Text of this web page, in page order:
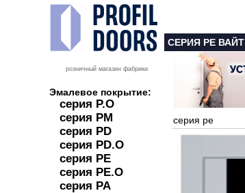
розничный магазин фабрики
Эмалевое покрытие:
серия P.O
серия PM
серия PD
серия PD.O
серия PE
серия PE.O
серия PA
СЕРИЯ PE ВАЙТ
серия pe